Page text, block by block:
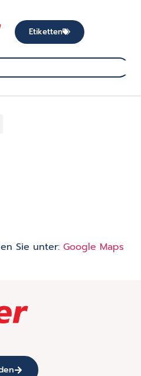
Etiketten
Sie unter: Google Maps